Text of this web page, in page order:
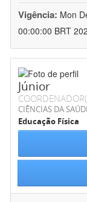
Vigência: Mon
00:00:00 BRT
Júnior
CIÊNCIAS DA
Educação Física